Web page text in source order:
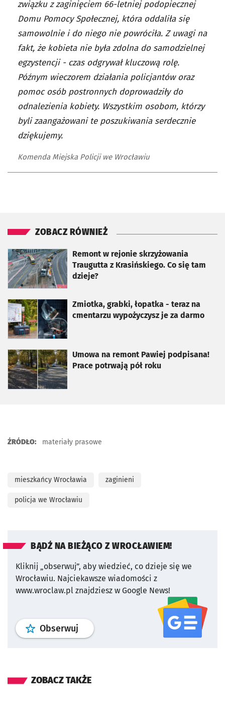
związku z zaginięciem 66-letniej podopiecznej
Domu Pomocy Społecznej, która oddaliła się
samowolnie i do niego nie powróciła. Z uwagi na
fakt, że kobieta nie była zdolna do samodzielnej
egzystencji - czas odgrywał kluczową rolę.
Późnym wieczorem działania policjantów oraz
pomoc osób postronnych doprowadziły do
odnalezienia kobiety. Wszystkim osobom, którzy
byli zaangażowani te poszukiwania serdecznie
dziękujemy.
Komenda Miejska Policji we Wrocławiu
ZOBACZ RÓWNIEŻ
Remont w rejonie skrzyżowania
Traugutta z Krasińskiego. Co się tam
dzieje?
otworzy się w nowej karcie
Zmiotka, grabki, łopatka - teraz na
cmentarzu wypożyczysz je za darmo
otworzy się w nowej karcie
Umowa na remont Pawiej podpisana!
Prace potrwają pół roku
otworzy się w nowej karcie
ŹRÓDŁO: materiały prasowe
mieszkańcy Wrocławia zaginieni
policja we Wrocławiu
BĄDŹ NA BIEŻĄCO Z WROCŁAWIEM!
Kliknij „obserwuj”, aby wiedzieć, co dzieje się we
Wrocławiu. Najciekawsze wiadomości z
www.wroclaw.pl znajdziesz w Google News!
Obserwuj profil serwisu
ZOBACZ TAKŻE